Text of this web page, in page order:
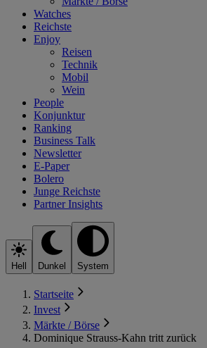
Watches
Reichste
Enjoy
Reisen
Technik
Mobil
Wein
People
Konjunktur
Ranking
Business Talk
Newsletter
E-Paper
Bolero
Junge Reichste
Partner Insights
Hell Dunkel System
Startseite
Invest
Märkte / Börse
Dominique Strauss-Kahn tritt zurück